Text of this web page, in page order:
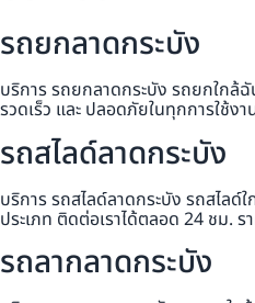
รถยกลาดกระบัง
บริการ รถยกลาดกระบัง รถยกใกล้
รวดเร็ว และ ปลอดภัยในทุกการใช้งา
รถสไลด์ลาดกระบัง
บริการ รถสไลด์ลาดกระบัง รถสไล
ประเภท ติดต่อเราได้ตลอด 24 ชม. ร
รถลากลาดกระบัง